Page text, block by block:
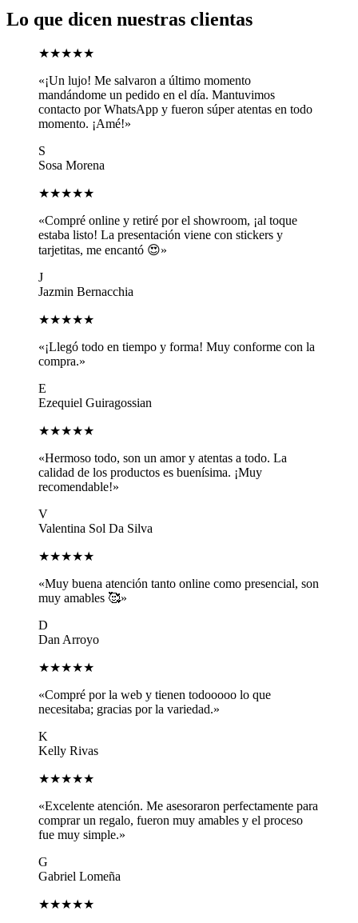
Lo que dicen nuestras clientas
★★★★★
«¡Un lujo! Me salvaron a último momento
mandándome un pedido en el día. Mantuvimos
contacto por WhatsApp y fueron súper atentas en todo
momento. ¡Amé!»
S
Sosa Morena
★★★★★
«Compré online y retiré por el showroom, ¡al toque
estaba listo! La presentación viene con stickers y
tarjetitas, me encantó 😍»
J
Jazmin Bernacchia
★★★★★
«¡Llegó todo en tiempo y forma! Muy conforme con la
compra.»
E
Ezequiel Guiragossian
★★★★★
«Hermoso todo, son un amor y atentas a todo. La
calidad de los productos es buenísima. ¡Muy
recomendable!»
V
Valentina Sol Da Silva
★★★★★
«Muy buena atención tanto online como presencial, son
muy amables 🥰»
D
Dan Arroyo
★★★★★
«Compré por la web y tienen todooooo lo que
necesitaba; gracias por la variedad.»
K
Kelly Rivas
★★★★★
«Excelente atención. Me asesoraron perfectamente para
comprar un regalo, fueron muy amables y el proceso
fue muy simple.»
G
Gabriel Lomeña
★★★★★